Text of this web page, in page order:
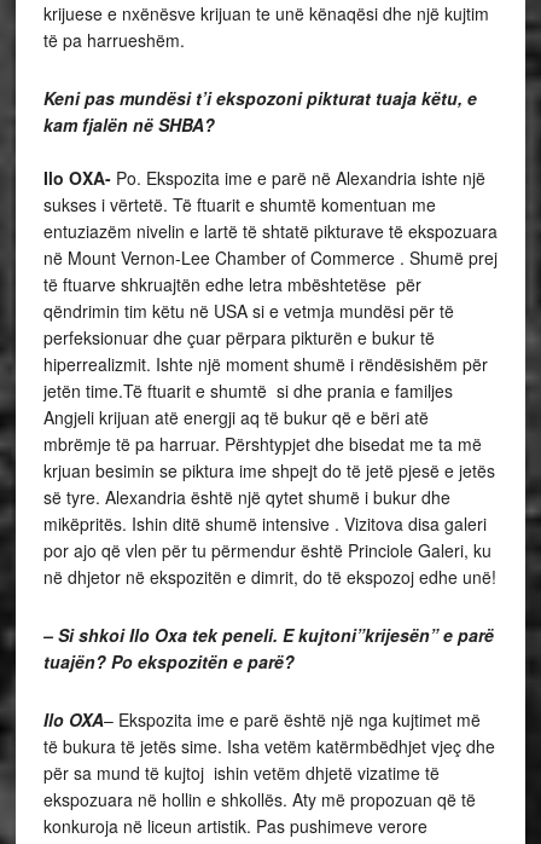
krijuese e nxënësve krijuan te unë kënaqësi dhe një kujtim
të pa harrueshëm.
Keni pas mundësi t’i ekspozoni pikturat tuaja këtu, e
kam fjalën në SHBA?
Ilo OXA-Po. Ekspozita ime e parë në Alexandria ishte një
sukses i vërtetë. Të ftuarit e shumtë komentuan me
entuziazëm nivelin e lartë të shtatë pikturave të ekspozuara
në Mount Vernon-Lee Chamber of Commerce . Shumë prej
të ftuarve shkruajtën edhe letra mbështetëse për
qëndrimin tim këtu në USA si e vetmja mundësi për të
perfeksionuar dhe çuar përpara pikturën e bukur të
hiperrealizmit. Ishte një moment shumë i rëndësishëm për
jetën time.Të ftuarit e shumtë si dhe prania e familjes
Angjeli krijuan atë energji aq të bukur që e bëri atë
mbrëmje të pa harruar. Përshtypjet dhe bisedat me ta më
krjuan besimin se piktura ime shpejt do të jetë pjesë e jetës
së tyre. Alexandria është një qytet shumë i bukur dhe
mikëpritës. Ishin ditë shumë intensive . Vizitova disa galeri
por ajo që vlen për tu përmendur është Princiole Galeri, ku
në dhjetor në ekspozitën e dimrit, do të ekspozoj edhe unë!
– Si shkoi Ilo Oxa tek peneli. E kujtoni”krijesën” e parë
tuajën? Po ekspozitën e parë?
Ilo OXA– Ekspozita ime e parë është një nga kujtimet më
të bukura të jetës sime. Isha vetëm katërmbëdhjet vjeç dhe
për sa mund të kujtoj ishin vetëm dhjetë vizatime të
ekspozuara në hollin e shkollës. Aty më propozuan që të
konkuroja në liceun artistik. Pas pushimeve verore